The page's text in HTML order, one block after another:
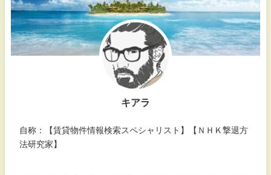
キアラ
自称：【賃貸物件情報検索スペシャリスト】【ＮＨＫ撃退方
法研究家】